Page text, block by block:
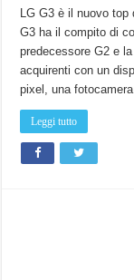
LG G3 è il nuovo top
G3 ha il compito di
predecessore G2 e
acquirenti con un
pixel, una
Leggi tutto